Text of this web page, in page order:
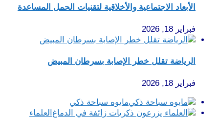
الأبعاد الاجتماعية والأخلاقية لتقنيات الحمل المساعدة
فبراير 18, 2026
الرياضة تقلل خطر الإصابة بسرطان المبيض
فبراير 18, 2026
مايوه سباحة ذكي
العلماء